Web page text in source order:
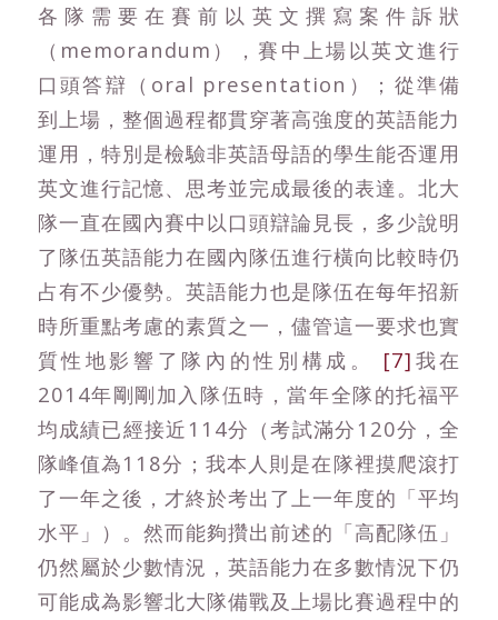
各隊需要在賽前以英文撰寫案件訴狀
（memorandum），賽中上場以英文進行
口頭答辯（oral presentation）；從準備
到上場，整個過程都貫穿著高強度的英語能力
運用，特別是檢驗非英語母語的學生能否運用
英文進行記憶、思考並完成最後的表達。北大
隊一直在國內賽中以口頭辯論見長，多少說明
了隊伍英語能力在國內隊伍進行橫向比較時仍
占有不少優勢。英語能力也是隊伍在每年招新
時所重點考慮的素質之一，儘管這一要求也實
質性地影響了隊內的性別構成。 [7] 我在
2014年剛剛加入隊伍時，當年全隊的托福平
均成績已經接近114分（考試滿分120分，全
隊峰值為118分；我本人則是在隊裡摸爬滾打
了一年之後，才終於考出了上一年度的「平均
水平」）。然而能夠攢出前述的「高配隊伍」
仍然屬於少數情況，英語能力在多數情況下仍
可能成為影響北大隊備戰及上場比賽過程中的